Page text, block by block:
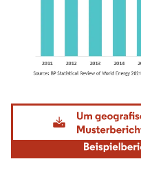
Bild © Mordor Intelligence.